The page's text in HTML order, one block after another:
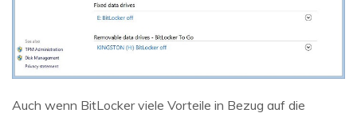
Auch wenn BitLocker viele Vorteile in Bezug auf die